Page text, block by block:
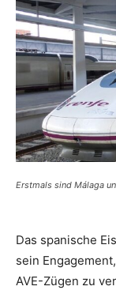
Erstmals sind Málaga
Das spanische
sein
AVE-Zügen zu